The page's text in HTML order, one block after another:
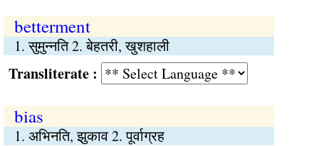
betterment
1. सुमुन्नति 2. बेहतरी, खुशहाली
:
bias
1. अभिनति, झुकाव 2. पूर्वाग्रह